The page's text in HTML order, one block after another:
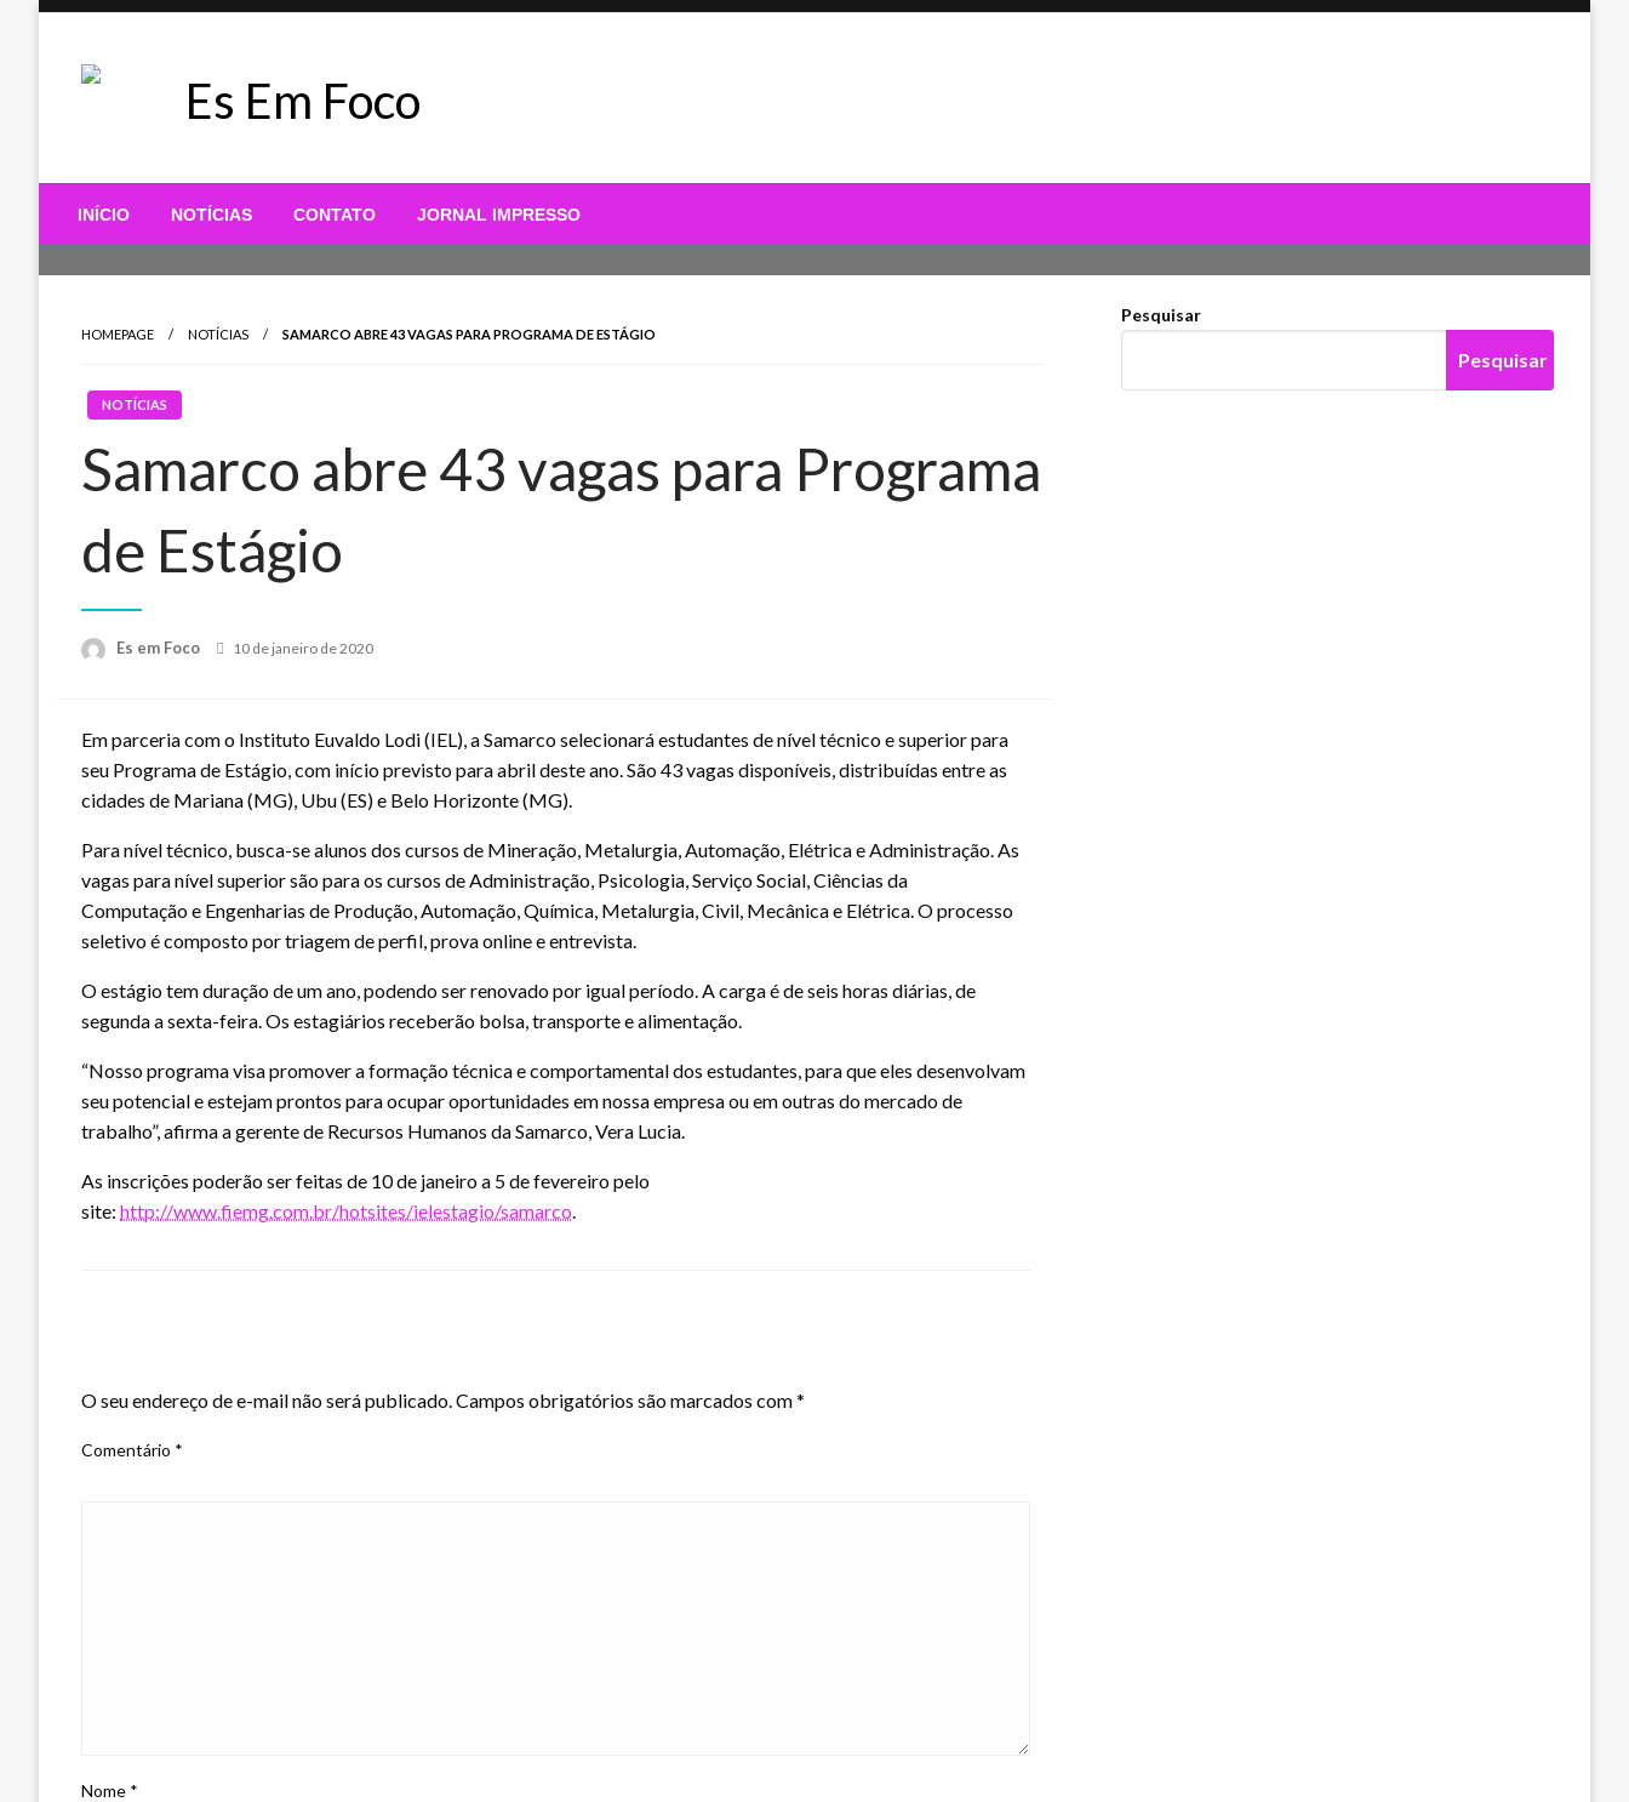
Es Em Foco
INÍCIO NOTÍCIAS CONTATO JORNAL IMPRESSO
HOMEPAGE NOTÍCIAS SAMARCO ABRE 43 VAGAS PARA PROGRAMA DE ESTÁGIO
NOTÍCIAS
Samarco abre 43 vagas para Programa
de Estágio
Es em Foco
Posted
10 de janeiro de 2020
Em parceria com o Instituto Euvaldo Lodi (IEL), a Samarco selecionará estudantes de nível técnico e superior para
seu Programa de Estágio, com início previsto para abril deste ano. São 43 vagas disponíveis, distribuídas entre as
cidades de Mariana (MG), Ubu (ES) e Belo Horizonte (MG).
Para nível técnico, busca-se alunos dos cursos de Mineração, Metalurgia, Automação, Elétrica e Administração. As
vagas para nível superior são para os cursos de Administração, Psicologia, Serviço Social, Ciências da
Computação e Engenharias de Produção, Automação, Química, Metalurgia, Civil, Mecânica e Elétrica. O processo
seletivo é composto por triagem de perfil, prova online e entrevista.
O estágio tem duração de um ano, podendo ser renovado por igual período. A carga é de seis horas diárias, de
segunda a sexta-feira. Os estagiários receberão bolsa, transporte e alimentação.
“Nosso programa visa promover a formação técnica e comportamental dos estudantes, para que eles desenvolvam
seu potencial e estejam prontos para ocupar oportunidades em nossa empresa ou em outras do mercado de
trabalho”, afirma a gerente de Recursos Humanos da Samarco, Vera Lucia.
As inscrições poderão ser feitas de 10 de janeiro a 5 de fevereiro pelo
site: http://www.fiemg.com.br/hotsites/ielestagio/samarco.
O seu endereço de e-mail não será publicado.Campos obrigatórios são marcados com*
Comentário *
Nome *
Pesquisar
Pesquisar